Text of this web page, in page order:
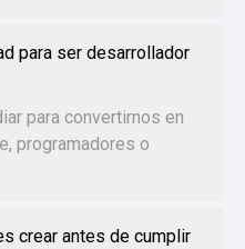
para ser desarrollador
para convertirnos en
programadores o
crear antes de cumplir